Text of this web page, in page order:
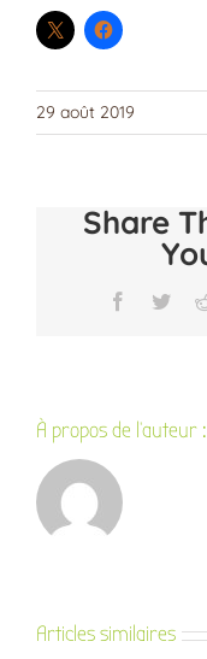
29 août 2019
Share
Facebook
À propos de l'auteur :
Articles similaires